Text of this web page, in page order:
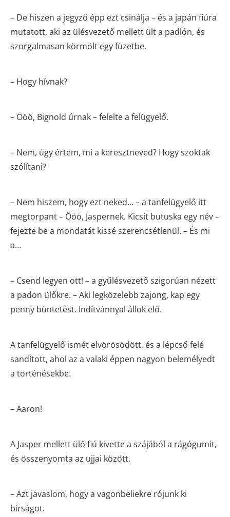
– De hiszen a jegyző épp ezt csinálja – és a japán fiúra
mutatott, aki az ülésvezető mellett ült a padlón, és
szorgalmasan körmölt egy füzetbe.
– Hogy hívnak?
– Ööö, Bignold úrnak – felelte a felügyelő.
– Nem, úgy értem, mi a keresztneved? Hogy szoktak
szólítani?
– Nem hiszem, hogy ezt neked… – a tanfelügyelő itt
megtorpant – Ööö, Jaspernek. Kicsit butuska egy név –
fejezte be a mondatát kissé szerencsétlenül. – És mi
a…
– Csend legyen ott! – a gyűlésvezető szigorúan nézett
a padon ülőkre. – Aki legközelebb zajong, kap egy
penny büntetést. Indítvánnyal állok elő.
A tanfelügyelő ismét elvörösödött, és a lépcső felé
sandított, ahol az a valaki éppen nagyon belemélyedt
a történésekbe.
– Aaron!
A Jasper mellett ülő fiú kivette a szájából a rágógumit,
és összenyomta az ujjai között.
– Azt javaslom, hogy a vagonbeliekre rójunk ki
bírságot.